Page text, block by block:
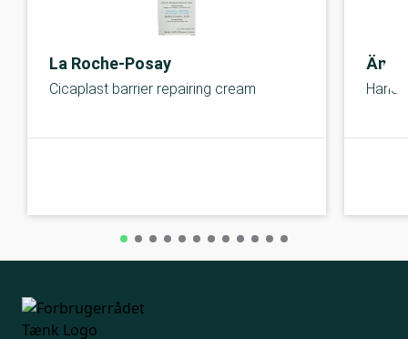
La Roche-Posay
Cicaplast barrier repairing cream Hand